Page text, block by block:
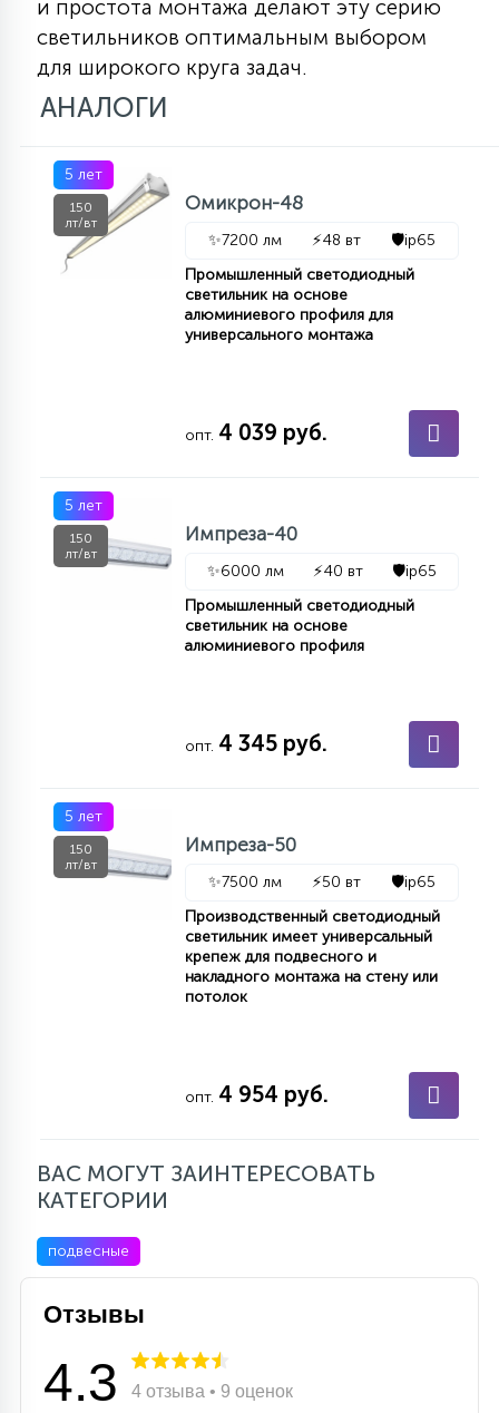
и простота монтажа делают эту серию
светильников оптимальным выбором
для широкого круга задач.
АНАЛОГИ
5 лет
150
лт/вт
Омикрон-48
✨7200 лм ⚡48 вт 🛡️ip65
Промышленный светодиодный
светильник на основе
алюминиевого профиля для
универсального монтажа
опт. 4 039 руб.
5 лет
150
лт/вт
Импреза-40
✨6000 лм ⚡40 вт 🛡️ip65
Промышленный светодиодный
светильник на основе
алюминиевого профиля
опт. 4 345 руб.
5 лет
150
лт/вт
Импреза-50
✨7500 лм ⚡50 вт 🛡️ip65
Производственный светодиодный
светильник имеет универсальный
крепеж для подвесного и
накладного монтажа на стену или
потолок
опт. 4 954 руб.
ВАС МОГУТ ЗАИНТЕРЕСОВАТЬ
КАТЕГОРИИ
подвесные
Отзывы
4.3 4 отзыва • 9 оценок